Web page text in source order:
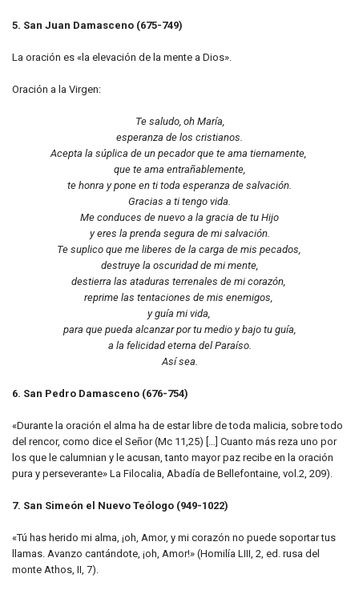
5. San Juan Damasceno (675-749)
La oración es «la elevación de la mente a Dios».
Oración a la Virgen:
Te saludo, oh María,
esperanza de los cristianos.
Acepta la súplica de un pecador que te ama tiernamente,
que te ama entrañablemente,
te honra y pone en ti toda esperanza de salvación.
Gracias a ti tengo vida.
Me conduces de nuevo a la gracia de tu Hijo
y eres la prenda segura de mi salvación.
Te suplico que me liberes de la carga de mis pecados,
destruye la oscuridad de mi mente,
destierra las ataduras terrenales de mi corazón,
reprime las tentaciones de mis enemigos,
y guía mi vida,
para que pueda alcanzar por tu medio y bajo tu guía,
a la felicidad eterna del Paraíso.
Así sea.
6. San Pedro Damasceno (676-754)
«Durante la oración el alma ha de estar libre de toda malicia, sobre todo
del rencor, como dice el Señor (Mc 11,25) […] Cuanto más reza uno por
los que le calumnian y le acusan, tanto mayor paz recibe en la oración
pura y perseverante» La Filocalia, Abadía de Bellefontaine, vol.2, 209).
7. San Simeón el Nuevo Teólogo (949-1022)
«Tú has herido mi alma, ¡oh, Amor, y mi corazón no puede soportar tus
llamas. Avanzo cantándote, ¡oh, Amor!» (Homilía LIII, 2, ed. rusa del
monte Athos, II, 7).